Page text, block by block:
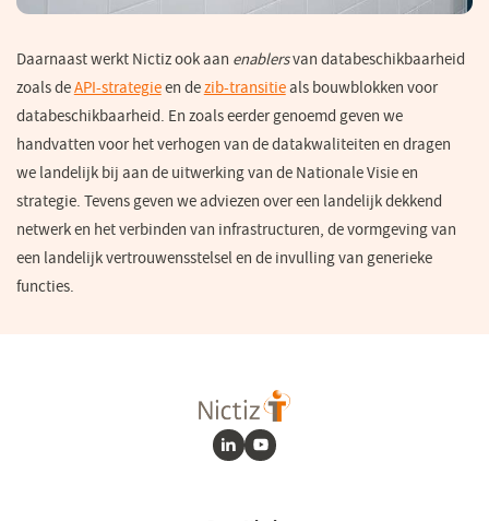
Daarnaast werkt Nictiz ook aan enablersvan databeschikbaarheid
zoals deAPI-strategieen dezib-transitieals bouwblokken voor
databeschikbaarheid. En zoals eerder genoemd geven we
handvatten voor het verhogen van de datakwaliteiten en dragen
we landelijk bij aan de uitwerking van de Nationale Visie en
strategie. Tevens geven we adviezen over een landelijk dekkend
netwerk en het verbinden van infrastructuren, de vormgeving van
een landelijk vertrouwensstelsel en de invulling van generieke
functies.
LinkedInYoutube